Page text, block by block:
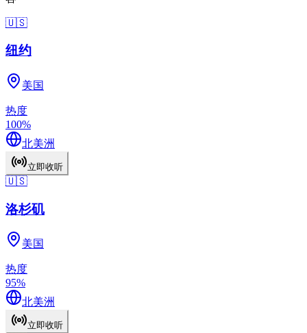
🇺🇸
纽约
美国
热度
100%
北美洲
立即收听
🇺🇸
洛杉矶
美国
热度
95%
北美洲
立即收听